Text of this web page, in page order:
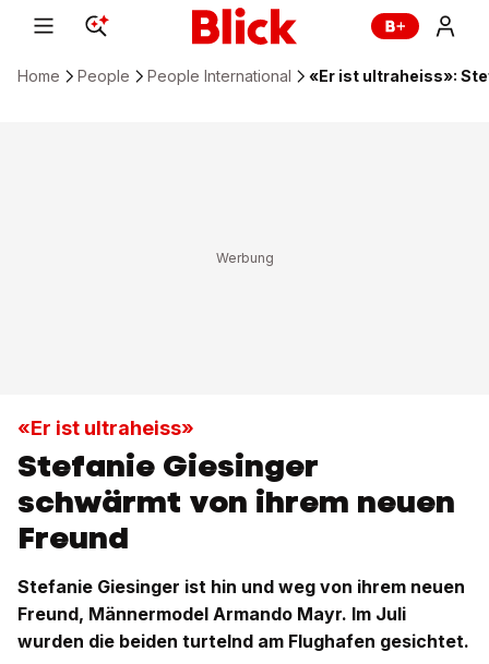
Home People People International «Er ist ultraheiss»:
«Er ist ultraheiss»
Stefanie Giesinger
schwärmt von ihrem neuen
Freund
Stefanie Giesinger ist hin und weg von ihrem neuen
Freund, Männermodel Armando Mayr. Im Juli
wurden die beiden turtelnd am Flughafen gesichtet.